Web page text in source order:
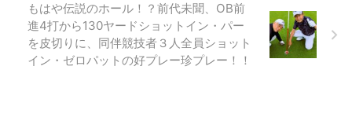
もはや伝説のホール！？前代未聞、OB前
進4打から130ヤードショットイン・パー
を皮切りに、同伴競技者３人全員ショット
イン・ゼロパットの好プレー珍プレー！！